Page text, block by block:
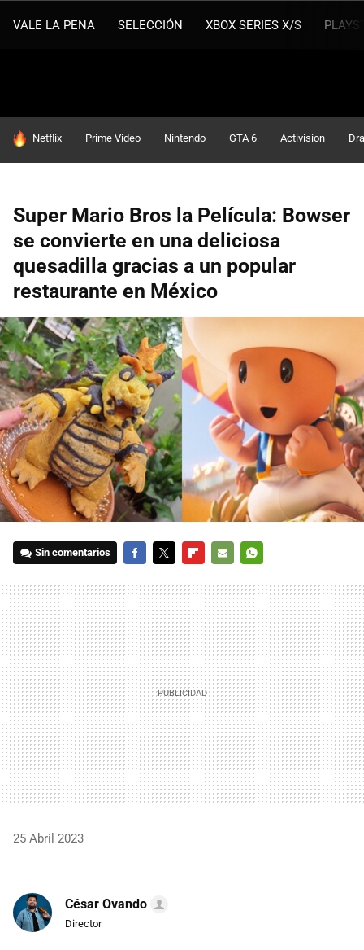
VALE LA PENA SELECCIÓN XBOX SERIES X/S
HOY SE HABLA DE
Netflix Prime Video Nintendo GTA 6 Activision
Super Mario Bros la Película: Bowser
se convierte en una deliciosa
quesadilla gracias a un popular
restaurante en México
Sin comentarios
MAIL
25 Abril 2023
César Ovando
Director